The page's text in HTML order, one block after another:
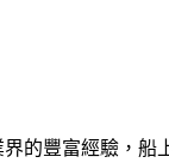
的豐富經驗，船